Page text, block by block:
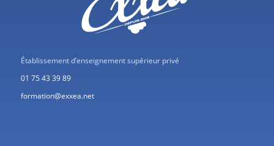
Établissement d’enseignement supérieur privé
01 75 43 39 89
formation@exxea.net